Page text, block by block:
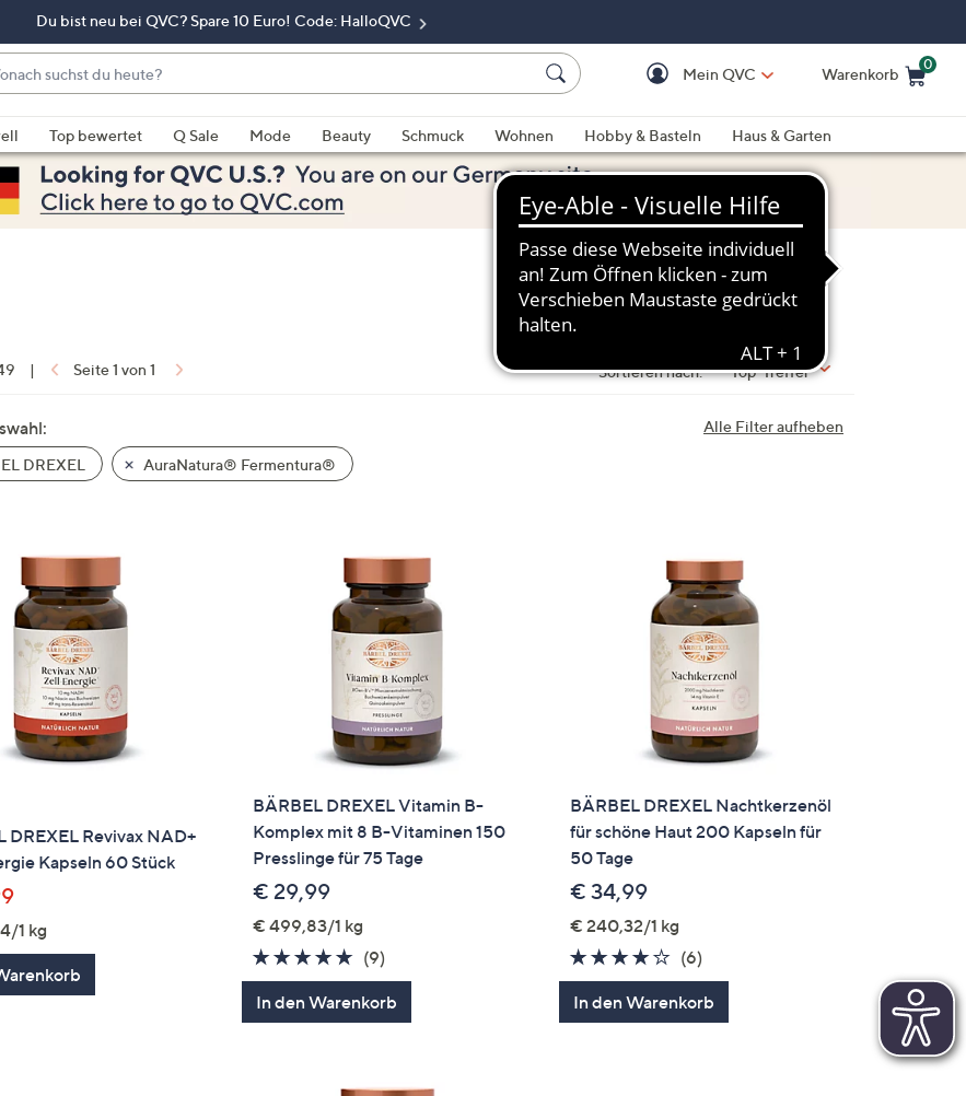
Du bist neu bei QVC? Spare 10 Euro! Code: HalloQVC
Mein QVC Warenkorb
0
Top bewertet Q Sale Mode Beauty Schmuck Wohnen Hobby & Basteln
Haus & Garten
| Seite 1 von 1 Sortieren nach: Top-Treffer
Alle Filter aufheben
DREXEL AuraNatura® Fermentura®
DREXEL Revivax NAD+
Kapseln 60 Stück
1 kg
BÄRBEL DREXEL Vitamin B-
Komplex mit 8 B-Vitaminen 150
Presslinge für 75 Tage
€ 29,99
€ 499,83/1 kg
4.7
von
5
(9)
Bewertungen
In den Warenkorb
BÄRBEL DREXEL Nachtkerzenöl
für schöne Haut 200 Kapseln für
50 Tage
€ 34,99
€ 240,32/1 kg
3.8
von
5
(6)
Bewertungen
In den Warenkorb